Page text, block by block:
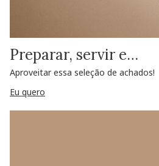
Preparar, servir e…
Aproveitar essa seleção de achados!
Eu quero